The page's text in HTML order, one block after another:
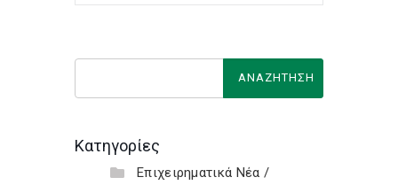
Κατηγορίες
Επιχειρηματικά Νέα /